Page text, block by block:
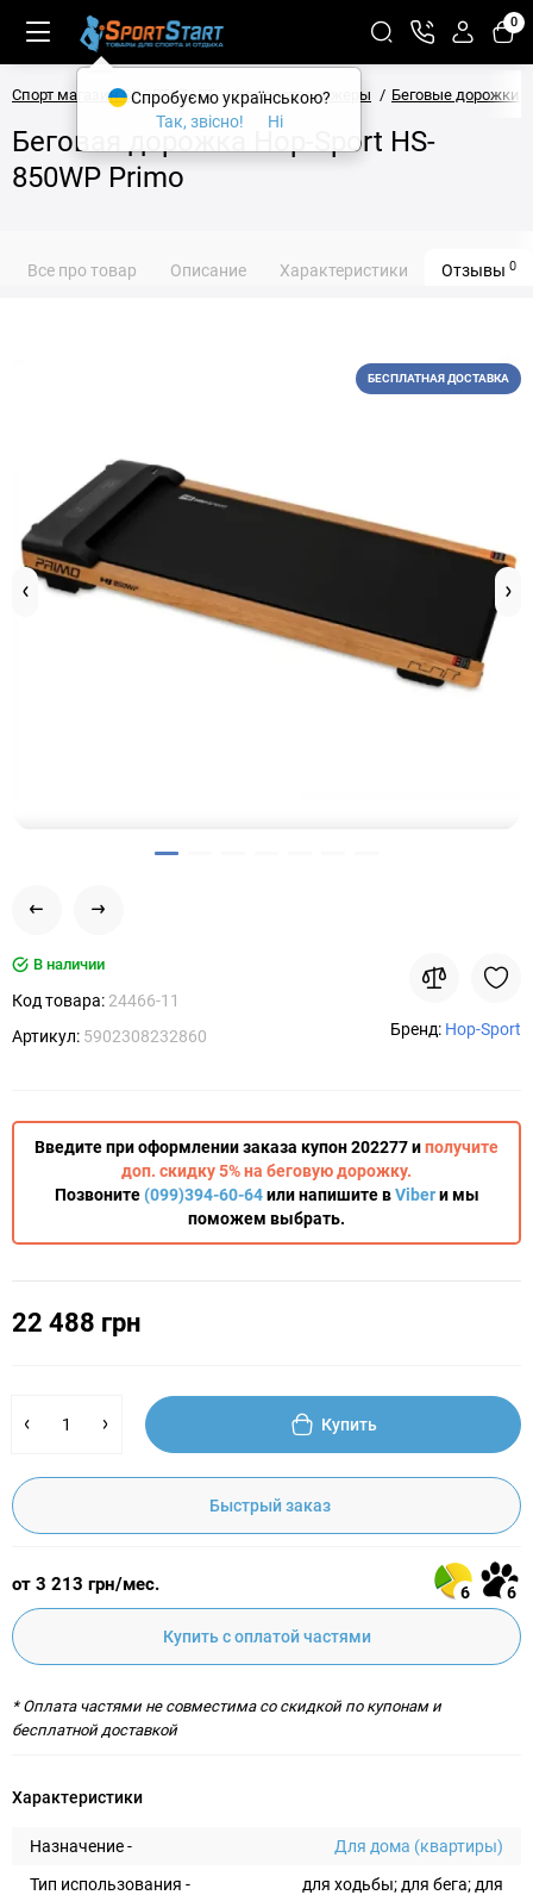
0
Спорт магазин SPORTSTART Кардиотренажеры Беговые дорожки
Беговая дорожка Hop-Sport HS-
850WP Primo
Все про товар Описание Характеристики Отзывы 0
БЕСПЛАТНАЯ ДОСТАВКА
В наличии
Код товара: 24466-11
Артикул: 5902308232860 Бренд: Hop-Sport
Введите при оформлении заказа купон 202277 иполучите
доп. скидку 5% на беговую дорожку.
Позвоните(099)394-60-64или напишите вViberи мы
поможем выбрать.
22 488 грн
Купить
Быстрый заказ
от 3 213 грн/мес. 6 6
Купить с оплатой частями
* Оплата частями не совместима со скидкой по купонам и
бесплатной доставкой
Характеристики
Назначение -
Для дома (квартиры)
Тип использования -
для ходьбы; для бега; для
Спробуємо українською?
Так, звісно!
Ні